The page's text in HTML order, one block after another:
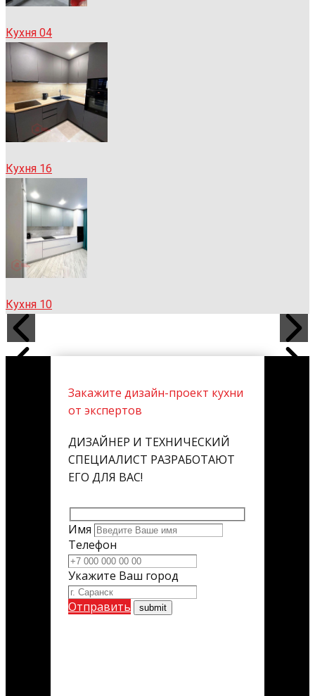
Кухня 04
Кухня 16
Кухня 10
Закажите дизайн-проект кухни
от экспертов
ДИЗАЙНЕР И ТЕХНИЧЕСКИЙ
СПЕЦИАЛИСТ РАЗРАБОТАЮТ
ЕГО ДЛЯ ВАС!
Имя
Телефон
Укажите Ваш город
Отправить